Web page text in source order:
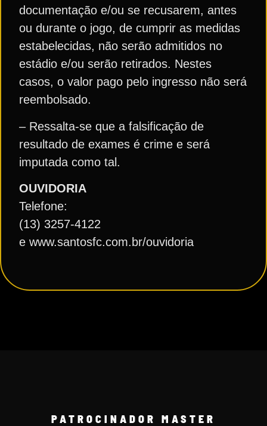
documentação e/ou se recusarem, antes
ou durante o jogo, de cumprir as medidas
estabelecidas, não serão admitidos no
estádio e/ou serão retirados. Nestes
casos, o valor pago pelo ingresso não será
reembolsado.
– Ressalta-se que a falsificação de
resultado de exames é crime e será
imputada como tal.
OUVIDORIA
Telefone:
(13) 3257-4122
e www.santosfc.com.br/ouvidoria
PATROCINADOR MASTER